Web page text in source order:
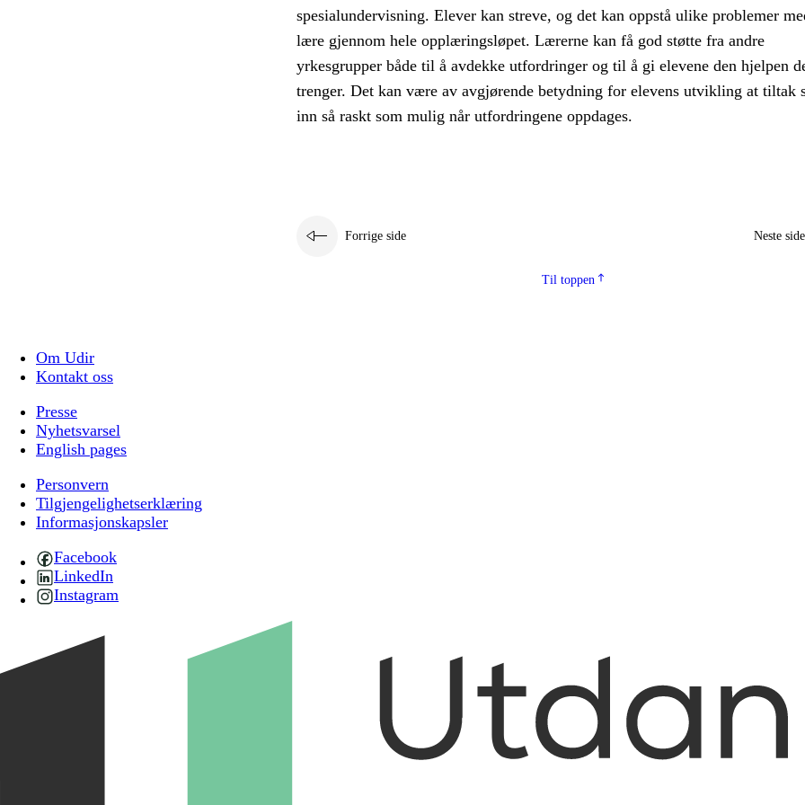
spesialundervisning. Elever kan streve, og det kan oppstå ulike problemer
lære gjennom hele opplæringsløpet. Lærerne kan få god støtte fra andre
yrkesgrupper både til å avdekke utfordringer og til å gi elevene den hjelpen
trenger. Det kan være av avgjørende betydning for elevens utvikling at tiltak
inn så raskt som mulig når utfordringene oppdages.
Forrige side Neste side
Til toppen
Om Udir
Kontakt oss
Presse
Nyhetsvarsel
English pages
Personvern
Tilgjengelighetserklæring
Informasjonskapsler
Facebook
LinkedIn
Instagram